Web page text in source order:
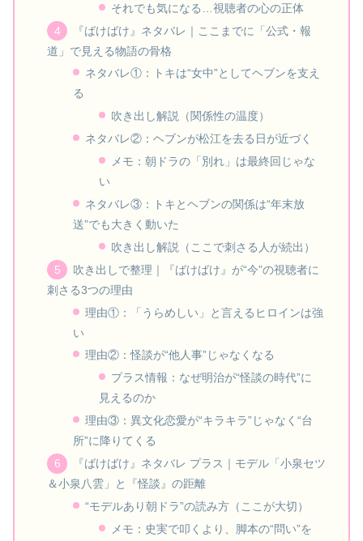
それでも気になる…視聴者の心の正体
『ばけばけ』ネタバレ｜ここまでに「公式・報
道」で見える物語の骨格
ネタバレ①：トキは“女中”としてヘブンを支え
る
吹き出し解説（関係性の温度）
ネタバレ②：ヘブンが松江を去る日が近づく
メモ：朝ドラの「別れ」は最終回じゃな
い
ネタバレ③：トキとヘブンの関係は“年末放
送”でも大きく動いた
吹き出し解説（ここで刺さる人が続出）
吹き出しで整理｜『ばけばけ』が“今”の視聴者に
刺さる3つの理由
理由①：「うらめしい」と言えるヒロインは強
い
理由②：怪談が“他人事”じゃなくなる
プラス情報：なぜ明治が“怪談の時代”に
見えるのか
理由③：異文化恋愛が“キラキラ”じゃなく“台
所”に降りてくる
『ばけばけ』ネタバレ プラス｜モデル「小泉セツ
＆小泉八雲」と『怪談』の距離
“モデルあり朝ドラ”の読み方（ここが大切）
メモ：史実で叩くより、脚本の“問い”を